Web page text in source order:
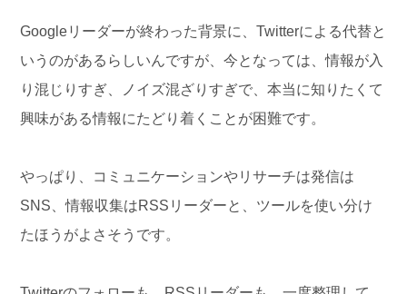
Googleリーダーが終わった背景に、Twitterによる代替と
いうのがあるらしいんですが、今となっては、情報が入
り混じりすぎ、ノイズ混ざりすぎで、本当に知りたくて
興味がある情報にたどり着くことが困難です。
やっぱり、コミュニケーションやリサーチは発信は
SNS、情報収集はRSSリーダーと、ツールを使い分け
たほうがよさそうです。